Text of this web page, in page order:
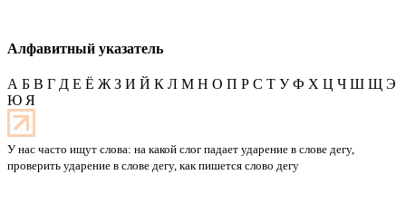
Алфавитный указатель
А Б В Г Д Е Ё Ж З И Й К Л М Н О П Р С Т У Ф Х Ц Ч Ш Щ Э
Ю Я
У нас часто ищут слова: на какой слог падает ударение в слове дегу,
проверить ударение в слове дегу, как пишется слово дегу